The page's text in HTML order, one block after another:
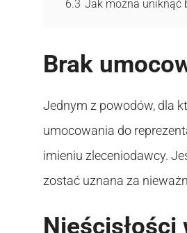
6.3 Jak można uniknąć
Brak
Jednym z powodów, dla
umocowania do
imieniu zleceniodawcy.
zostać uznana za